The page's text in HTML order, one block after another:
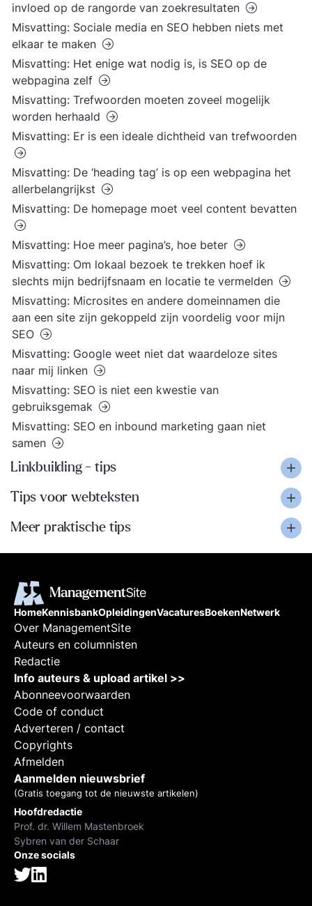
invloed op de rangorde van zoekresultaten
Misvatting: Sociale media en SEO hebben niets met
elkaar te maken
Misvatting: Het enige wat nodig is, is SEO op de
webpagina zelf
Misvatting: Trefwoorden moeten zoveel mogelijk
worden herhaald
Misvatting: Er is een ideale dichtheid van trefwoorden
Misvatting: De ‘heading tag’ is op een webpagina het
allerbelangrijkst
Misvatting: De homepage moet veel content bevatten
Misvatting: Hoe meer pagina’s, hoe beter
Misvatting: Om lokaal bezoek te trekken hoef ik
slechts mijn bedrijfsnaam en locatie te vermelden
Misvatting: Microsites en andere domeinnamen die
aan een site zijn gekoppeld zijn voordelig voor mijn
SEO
Misvatting: Google weet niet dat waardeloze sites
naar mij linken
Misvatting: SEO is niet een kwestie van
gebruiksgemak
Misvatting: SEO en inbound marketing gaan niet
samen
Linkbuilding - tips
Tips voor webteksten
Meer praktische tips
HomeKennisbankOpleidingenVacaturesBoekenNetwerk
Over ManagementSite
Auteurs en columnisten
Redactie
Info auteurs & upload artikel >>
Abonneevoorwaarden
Code of conduct
Adverteren / contact
Copyrights
Afmelden
Aanmelden nieuwsbrief
(Gratis toegang tot de nieuwste artikelen)
Hoofdredactie
Prof. dr. Willem Mastenbroek
Sybren van der Schaar
Onze socials